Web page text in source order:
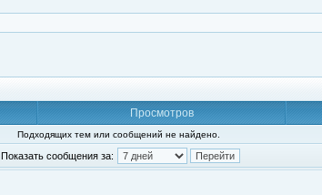
Просмотров
Подходящих тем или сообщений не найдено.
Показать сообщения за: